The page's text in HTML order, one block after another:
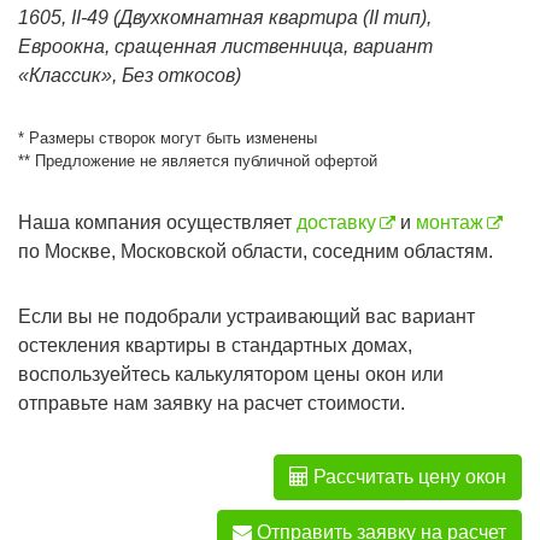
1605, II-49 (Двухкомнатная квартира (II тип),
Евроокна, сращенная лиственница, вариант
«Классик», Без откосов)
* Размеры створок могут быть изменены
** Предложение не является публичной офертой
Наша компания осуществляет доставку и монтаж
по Москве, Московской области, соседним областям.
Если вы не подобрали устраивающий вас вариант
остекления квартиры в стандартных домах,
воспользуейтесь калькулятором цены окон или
отправьте нам заявку на расчет стоимости.
Рассчитать цену окон
Отправить заявку на расчет